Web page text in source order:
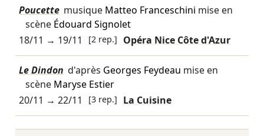
Poucette musique Matteo Franceschini mise en
scène Édouard Signolet
18/11 → 19/11 [2 rep.] Opéra Nice Côte d'Azur
Le Dindon d'après Georges Feydeau mise en
scène Maryse Estier
20/11 → 22/11 [3 rep.] La Cuisine